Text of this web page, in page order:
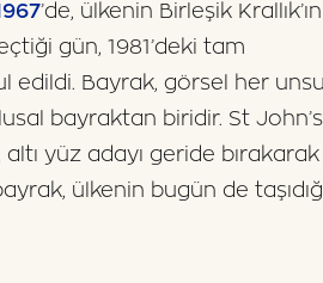
’de, ülkenin Birleşik Krallık’ın
gün, 1981’deki tam
edildi. Bayrak, görsel her
bayraktan biridir. St
, altı yüz adayı geride bırakarak
ülkenin bugün de